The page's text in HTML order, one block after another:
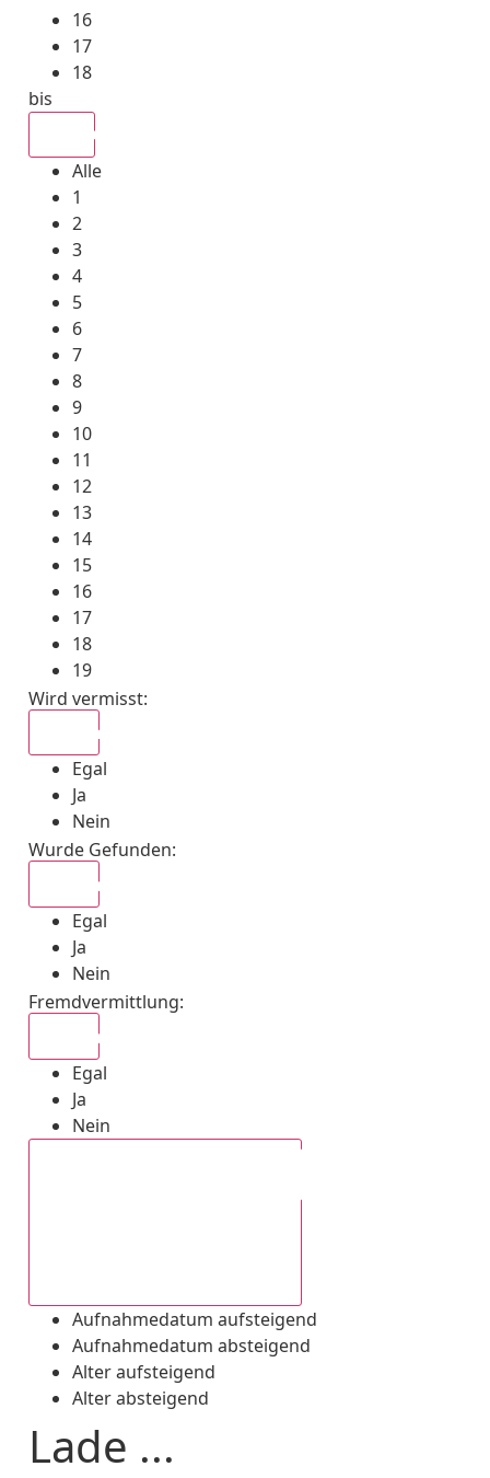
16
17
18
bis
Alle
1
2
3
4
5
6
7
8
9
10
11
12
13
14
15
16
17
18
19
Wird vermisst:
Egal
Ja
Nein
Wurde Gefunden:
Egal
Ja
Nein
Fremdvermittlung:
Egal
Ja
Nein
Aufnahmedatum aufsteigend
Aufnahmedatum absteigend
Alter aufsteigend
Alter absteigend
Lade ...